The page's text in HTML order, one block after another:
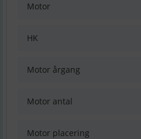
Motor
HK
Motor årgang
Motor antal
Motor placering